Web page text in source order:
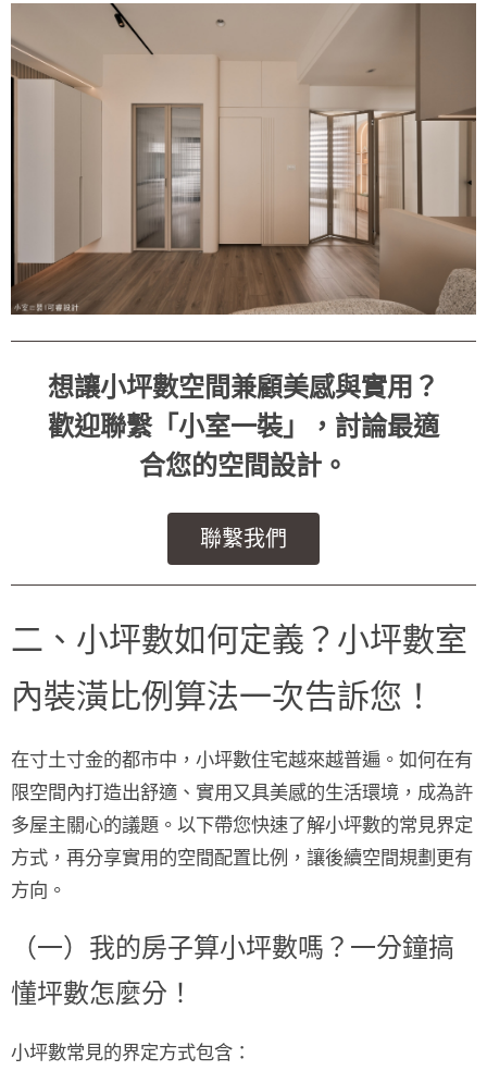
想讓小坪數空間兼顧美感與實用？
歡迎聯繫「小室一裝」，討論最適
合您的空間設計。
聯繫我們
二、小坪數如何定義？小坪數室
內裝潢比例算法一次告訴您！
在寸土寸金的都市中，小坪數住宅越來越普遍。如何在有
限空間內打造出舒適、實用又具美感的生活環境，成為許
多屋主關心的議題。以下帶您快速了解小坪數的常見界定
方式，再分享實用的空間配置比例，讓後續空間規劃更有
方向。
（一）我的房子算小坪數嗎？一分鐘搞
懂坪數怎麼分！
小坪數常見的界定方式包含：